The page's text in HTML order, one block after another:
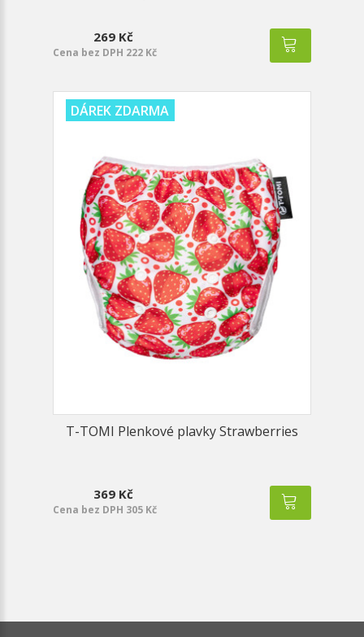
269 Kč
Cena bez DPH 222 Kč
DÁREK ZDARMA
T-TOMI Plenkové plavky Strawberries
369 Kč
Cena bez DPH 305 Kč